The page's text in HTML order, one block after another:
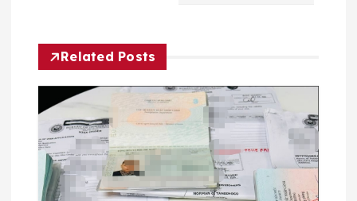
Related Posts